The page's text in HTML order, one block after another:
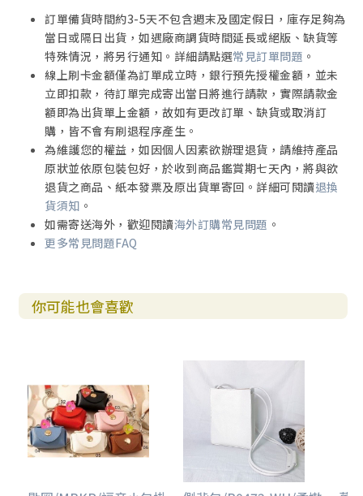
訂單備貨時間約3-5天不包含週末及國定假日，庫存足夠為
當日或隔日出貨，如遇廠商調貨時間延長或絕版、缺貨等
特殊情況，將另行通知。詳細請點選常見訂單問題 。
線上刷卡金額僅為訂單成立時，銀行預先授權金額，並未
立即扣款，待訂單完成寄出當日將進行請款，實際請款金
額即為出貨單上金額，故如有更改訂單、缺貨或取消訂
購，皆不會有刷退程序產生。
為維護您的權益，如因個人因素欲辦理退貨，請維持產品
原狀並依原包裝包好，於收到商品鑑賞期七天內，將與欲
退貨之商品、紙本發票及原出貨單寄回。詳細可閱讀退換
貨須知 。
如需寄送海外，歡迎閱讀海外訂購常見問題 。
更多常見問題FAQ
你可能也會喜歡